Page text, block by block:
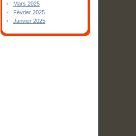
Mars 2025
Février 2025
Janvier 2025